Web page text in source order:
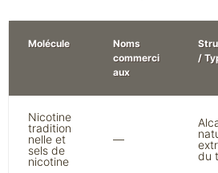
Molécule
Noms
commerci
aux
/
Nicotine
tradition
nelle et
sels de
nicotine
—
du